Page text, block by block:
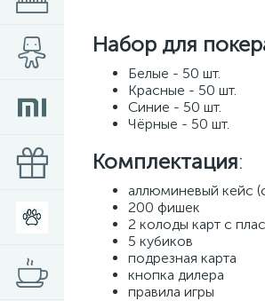
Набор для
Белые - 50 шт.
Красные - 50 шт.
Синие - 50 шт.
Чёрные - 50 шт.
Комплектация:
аллюминевый кейс
200 фишек
2 колоды карт с
5 кубиков
подрезная карта
кнопка дилера
правила игры